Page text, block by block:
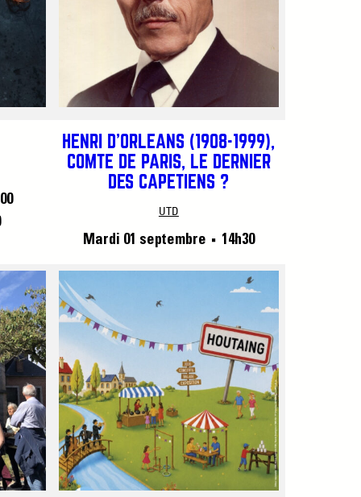
HENRI D’ORLÉANS (1908-1999),
COMTE DE PARIS, LE DERNIER
DES CAPÉTIENS ?
UTD
Mardi 01 septembre ■ 14h30